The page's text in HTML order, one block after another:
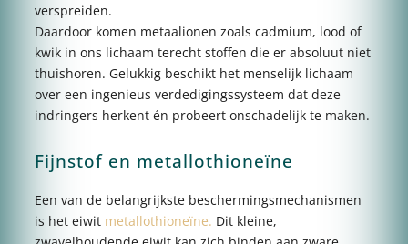
verspreiden.
Daardoor komen metaalionen zoals cadmium, lood of
kwik in ons lichaam terecht stoffen die er absoluut niet
thuishoren. Gelukkig beschikt het menselijk lichaam
over een ingenieus verdedigingssysteem dat deze
indringers herkent én probeert onschadelijk te maken.
Fijnstof en metallothioneïne
Een van de belangrijkste beschermingsmechanismen
is het eiwit metallothioneïne. Dit kleine,